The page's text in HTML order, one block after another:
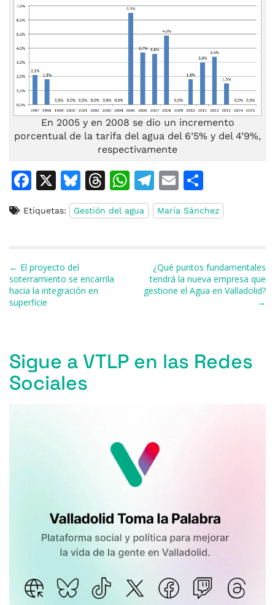
En 2005 y en 2008 se dio un incremento
porcentual de la tarifa del agua del 6’5% y del 4’9%,
respectivamente
F
c
o
o
X
Bl
u
e
y
T
h
re
s
W
h
at
T
el
e
a
m
E
m
ai
o
m
ar
ti
r
Etiquetas: Gestión del agua María Sánchez
Navegación de entradas
← El proyecto del
soterramiento se encarrila
hacia la integración en
superficie
¿Qué puntos fundamentales
tendrá la nueva empresa que
gestione el Agua en Valladolid?
→
Sigue a VTLP en las Redes
Sociales